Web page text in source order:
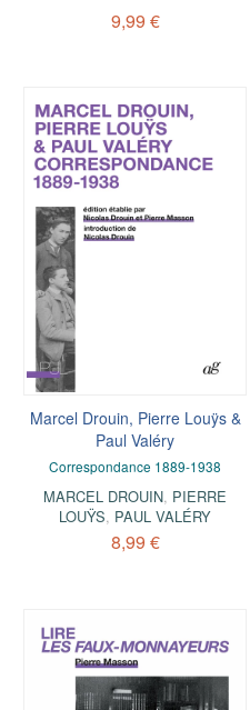
9,99 €
Marcel Drouin, Pierre Louÿs &
Paul Valéry
Correspondance 1889-1938
MARCEL DROUIN, PIERRE
LOUŸS, PAUL VALÉRY
8,99 €